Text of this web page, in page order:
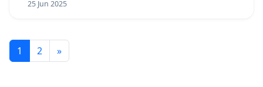
25 Jun 2025
1 2 »